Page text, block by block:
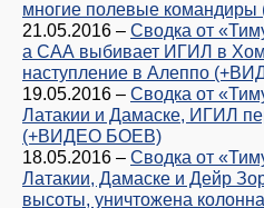
многие полевые
21.05.2016 – Сводка от
а САА выбивает ИГИЛ в
наступление в Алеппо
19.05.2016 – Сводка от
Латакии и Дамаске, ИГИЛ
(+ВИДЕО БОЕВ)
18.05.2016 – Сводка от
Латакии, Дамаске и Дейр
высоты, уничтожена